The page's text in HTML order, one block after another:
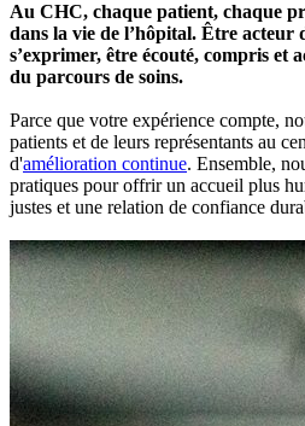
Au CHC, chaque patient, chaque
dans la vie de l’hôpital. Être acteur
s’exprimer, être écouté, compris et
du parcours de soins.
Parce que votre expérience compte,
patients et de leurs représentants au
d'amélioration continue. Ensemble,
pratiques pour offrir un accueil plus
justes et une relation de confiance